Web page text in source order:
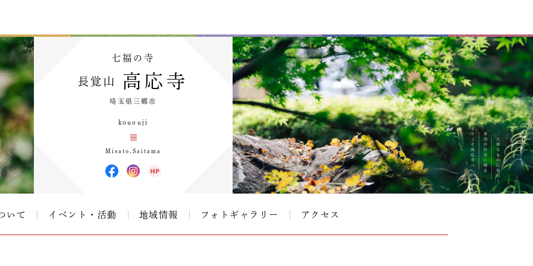
七福の寺
長覚山 高応寺
埼玉県三郷市
kououji
Misato,Saitama
いて イベント・活動 地域情報 フォトギャラリー アクセス